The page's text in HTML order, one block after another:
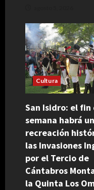
Cultura
San Isidro: el fin
semana habrá
recreación
las Invasiones
por el Tercio de
Cántabros
la Quinta Los